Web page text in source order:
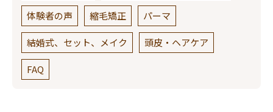
体験者の声 縮毛矯正 パーマ
結婚式、セット、メイク 頭皮・ヘアケア
FAQ